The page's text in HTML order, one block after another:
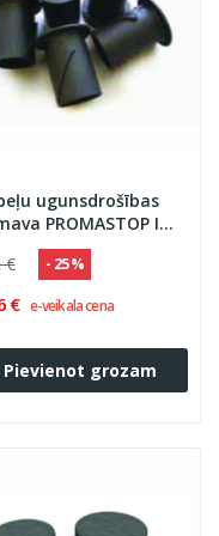
ugunsdrošības
PROMASTOP IM
€ - 25 %
€ e-veikala cena
Pievienot grozam